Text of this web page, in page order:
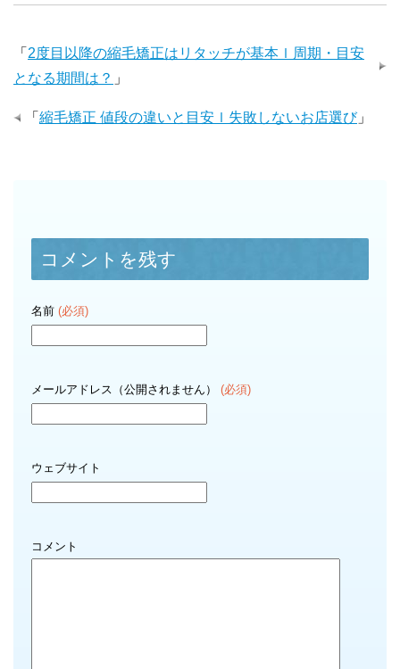
「 2度目以降の縮毛矯正はリタッチが基本ｌ周期・目安
となる期間は？ 」
「 縮毛矯正 値段の違いと目安ｌ失敗しないお店選び」
コメントを残す
名前 (必須)
メールアドレス（公開されません） (必須)
ウェブサイト
コメント